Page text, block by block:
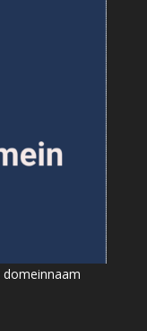
domeinnaam